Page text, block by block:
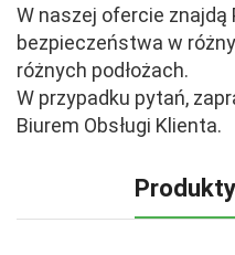
W naszej ofercie znajdą
bezpieczeństwa w
różnych podłożach.
W przypadku pytań,
Biurem Obsługi Klienta.